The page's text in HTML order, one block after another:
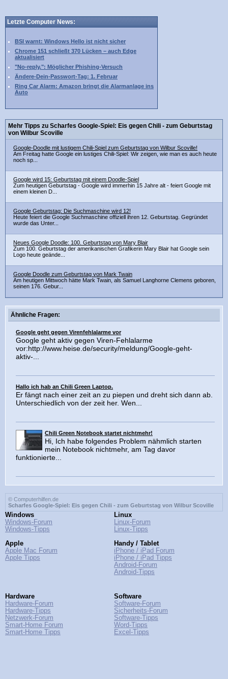
Letzte Computer News:
BSI warnt: Windows Hello ist nicht sicher
Chrome 151 schließt 370 Lücken – auch Edge
aktualisiert
"No-reply.": Möglicher Phishing-Versuch
Ändere-Dein-Passwort-Tag: 1. Februar
Ring Car Alarm: Amazon bringt die Alarmanlage ins
Auto
Mehr Tipps zu Scharfes Google-Spiel: Eis gegen Chili - zum Geburtstag
von Wilbur Scoville
Google-Doodle mit lustigem Chili-Spiel zum Geburtstag von Wilbur Scoville!
Am Freitag hatte Google ein lustiges Chili-Spiel: Wir zeigen, wie man es auch heute
noch sp...
Google wird 15: Geburtstag mit einem Doodle-Spiel
Zum heutigen Geburtstag - Google wird immerhin 15 Jahre alt - feiert Google mit
einem kleinen D...
Google Geburtstag: Die Suchmaschine wird 12!
Heute feiert die Google Suchmaschine offiziell ihren 12. Geburtstag. Gegründet
wurde das Unter...
Neues Google Doodle: 100. Geburtstag von Mary Blair
Zum 100. Geburtstag der amerikanischen Grafikerin Mary Blair hat Google sein
Logo heute geände...
Google Doodle zum Geburtstag von Mark Twain
Am heutigen Mittwoch hätte Mark Twain, als Samuel Langhorne Clemens geboren,
seinen 176. Gebur...
Ähnliche Fragen:
Google geht gegen Virenfehlalarme vor
Google geht aktiv gegen Viren-Fehlalarme
vor:http://www.heise.de/security/meldung/Google-geht-
aktiv-...
Hallo ich hab an Chili Green Laptop.
Er fängt nach einer zeit an zu piepen und dreht sich dann ab.
Unterschiedlich von der zeit her. Wen...
Chili Green Notebook startet nichtmehr!
Hi, Ich habe folgendes Problem nähmlich starten
mein Notebook nichtmehr, am Tag davor
funktionierte...
© Computerhilfen.de
Scharfes Google-Spiel: Eis gegen Chili - zum Geburtstag von Wilbur Scoville
Windows
Windows-Forum
Windows-Tipps
Apple
Apple Mac Forum
Apple Tipps
Linux
Linux-Forum
Linux-Tipps
Handy / Tablet
iPhone / iPad Forum
iPhone / iPad Tipps
Android-Forum
Android-Tipps
Hardware
Hardware-Forum
Hardware-Tipps
Netzwerk-Forum
Smart-Home Forum
Smart-Home Tipps
Software
Software-Forum
Sicherheits-Forum
Software-Tipps
Word-Tipps
Excel-Tipps